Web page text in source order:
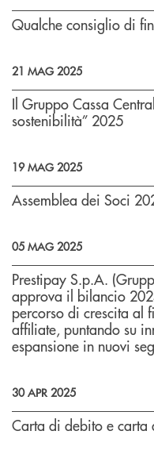
Qualche consiglio di
21 MAG 2025
Il Gruppo Cassa
sostenibilità” 2025
19 MAG 2025
Assemblea dei Soci
05 MAG 2025
Prestipay S.p.A.
approva il bilancio
percorso di crescita al
affiliate, puntando su
espansione in nuovi
30 APR 2025
Carta di debito e carta